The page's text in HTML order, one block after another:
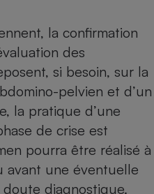
la confirmation
des
si besoin, sur la
pelvien et d’un
la pratique d’une
de crise est
pourra être réalisé à
avant une éventuelle
diagnostique.